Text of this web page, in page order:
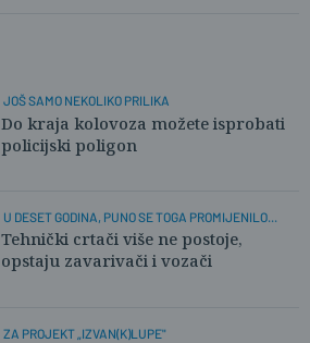
JOŠ SAMO NEKOLIKO PRILIKA
Do kraja kolovoza možete isprobati
policijski poligon
U DESET GODINA, PUNO SE TOGA PROMIJENILO...
Tehnički crtači više ne postoje,
opstaju zavarivači i vozači
ZA PROJEKT „IZVAN(K)LUPE"